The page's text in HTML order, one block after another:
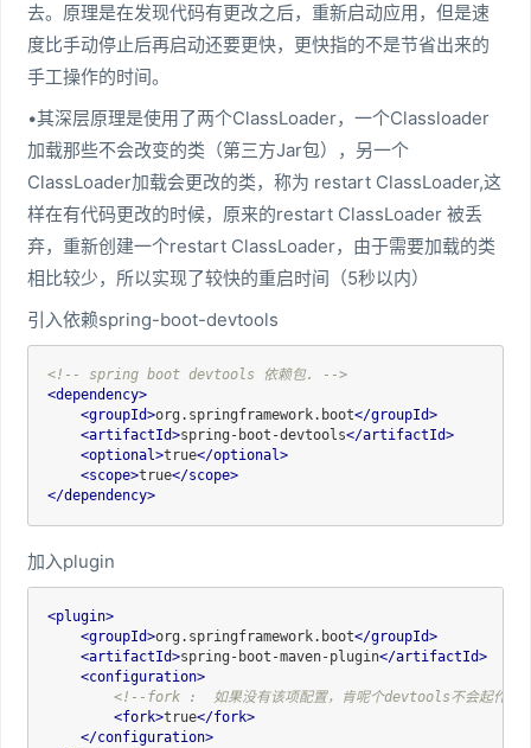
去。原理是在发现代码有更改之后，重新启动应用，但是速
度比手动停止后再启动还要更快，更快指的不是节省出来的
手工操作的时间。
•其深层原理是使用了两个ClassLoader，一个Classloader
加载那些不会改变的类（第三方Jar包），另一个
ClassLoader加载会更改的类，称为 restart ClassLoader,这
样在有代码更改的时候，原来的restart ClassLoader 被丢
弃，重新创建一个restart ClassLoader，由于需要加载的类
相比较少，所以实现了较快的重启时间（5秒以内）
引入依赖spring-boot-devtools
<!-- spring boot devtools 依赖包. -->
<dependency>
<groupId>org.springframework.boot</groupId>
<artifactId>spring-boot-devtools</artifactId>
<optional>true</optional>
<scope>true</scope>
</dependency>
加入plugin
<plugin>
<groupId>org.springframework.boot</groupId>
<artifactId>spring-boot-maven-plugin</artifactId>
<configuration>
<!--fork :  如果没有该项配置，肯呢个devtools不会起作
<fork>true</fork>
</configuration>